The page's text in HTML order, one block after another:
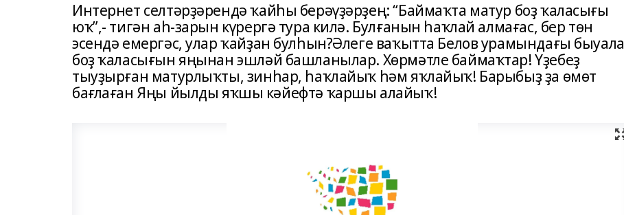
Интернет селтәрҙәрендә ҡайһы берәүҙәрҙең: “Баймаҡта матур боҙ ҡаласығы
юҡ”,- тигән аһ-зарын күрергә тура килә. Булғанын һаҡлай алмағас, бер төн
эсендә емергәс, улар ҡайҙан булһын?Әлеге ваҡытта Белов урамындағы быуала
боҙ ҡаласығын яңынан эшләй башланылар. Хөрмәтле баймаҡтар! Үҙебеҙ
тыуҙырған матурлыҡты, зинһар, һаҡлайыҡ һәм яҡлайыҡ! Барыбыҙ ҙа өмөт
бағлаған Яңы йылды яҡшы кәйефтә ҡаршы алайыҡ!